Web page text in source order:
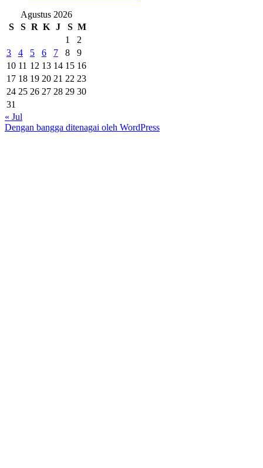
Agustus 2026
S
S R K J S M
1
2
3
4 5 6 7 8
9
10 11 12 13 14 15 16
17 18 19 20 21 22 23
24 25 26 27 28 29 30
31
« Jul
Dengan bangga ditenagai oleh WordPress